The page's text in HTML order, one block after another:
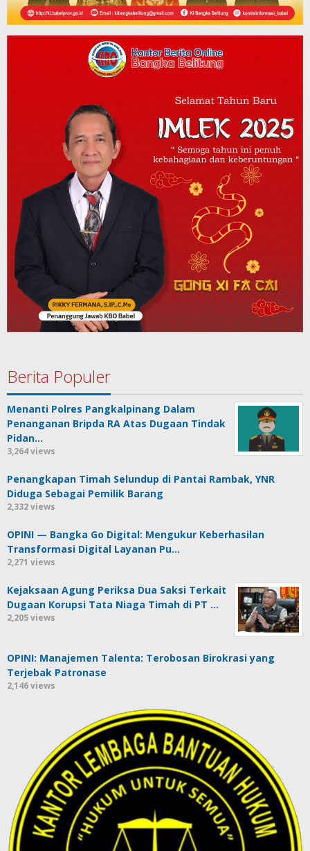
Berita Populer
Menanti Polres Pangkalpinang Dalam
Penanganan Bripda RA Atas Dugaan Tindak
Pidan…
3,264 views
Penangkapan Timah Selundup di Pantai Rambak, YNR
Diduga Sebagai Pemilik Barang
2,332 views
OPINI — Bangka Go Digital: Mengukur Keberhasilan
Transformasi Digital Layanan Pu…
2,271 views
Kejaksaan Agung Periksa Dua Saksi Terkait
Dugaan Korupsi Tata Niaga Timah di PT …
2,205 views
OPINI: Manajemen Talenta: Terobosan Birokrasi yang
Terjebak Patronase
2,146 views